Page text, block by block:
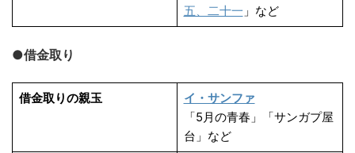
五、二十一 」など
●借金取り
借金取りの親玉
イ・サンファ
「5月の青春」「サンガプ屋
台」など